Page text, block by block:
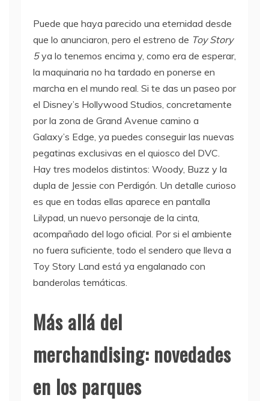
Puede que haya parecido una eternidad desde
que lo anunciaron, pero el estreno de Toy Story
5ya lo tenemos encima y, como era de esperar,
la maquinaria no ha tardado en ponerse en
marcha en el mundo real. Si te das un paseo por
el Disney’s Hollywood Studios, concretamente
por la zona de Grand Avenue camino a
Galaxy’s Edge, ya puedes conseguir las nuevas
pegatinas exclusivas en el quiosco del DVC.
Hay tres modelos distintos: Woody, Buzz y la
dupla de Jessie con Perdigón. Un detalle curioso
es que en todas ellas aparece en pantalla
Lilypad, un nuevo personaje de la cinta,
acompañado del logo oficial. Por si el ambiente
no fuera suficiente, todo el sendero que lleva a
Toy Story Land está ya engalanado con
banderolas temáticas.
Más allá del
merchandising: novedades
en los parques